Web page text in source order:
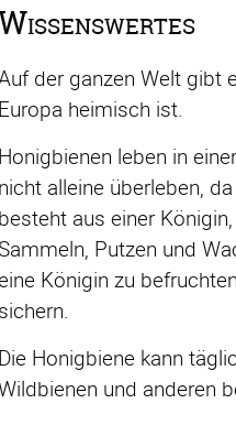
der ganzen Welt gibt
Europa heimisch ist.
Honigbienen leben in
nicht alleine überleben,
besteht aus einer
Putzen und
Königin zu
sichern.
Die Honigbiene kann
und anderen